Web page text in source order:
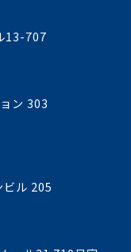
13-707
ン 303
ビル 205